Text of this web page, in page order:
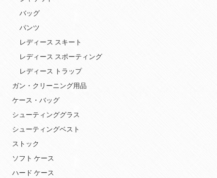
バッグ
パンツ
レディース スキート
レディース スポーティング
レディース トラップ
ガン・クリーニング用品
ケース・バッグ
シューティンググラス
シューティングベスト
ストック
ソフト ケース
ハード ケース